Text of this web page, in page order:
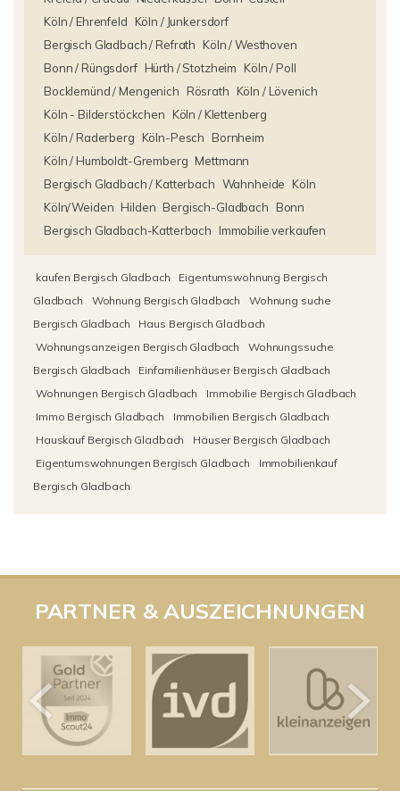
Köln / Ehrenfeld
Köln / Junkersdorf
Bergisch Gladbach / Refrath
Köln / Westhoven
Bonn / Rüngsdorf Hürth / Stotzheim
Köln / Poll
Bocklemünd / Mengenich
Rösrath
Köln / Lövenich
Köln - Bilderstöckchen
Köln / Klettenberg
Köln / Raderberg
Köln-Pesch
Bornheim
Köln / Humboldt-Gremberg Mettmann
Bergisch Gladbach / Katterbach Wahnheide
Köln
Köln/Weiden Hilden Bergisch-Gladbach
Bonn
Bergisch Gladbach-Katterbach
Immobilie verkaufen
kaufen Bergisch Gladbach
Eigentumswohnung Bergisch
Gladbach
Wohnung Bergisch Gladbach
Wohnung suche
Bergisch Gladbach
Haus Bergisch Gladbach
Wohnungsanzeigen Bergisch Gladbach
Wohnungssuche
Bergisch Gladbach
Einfamilienhäuser Bergisch Gladbach
Wohnungen Bergisch Gladbach
Immobilie Bergisch Gladbach
Immo Bergisch Gladbach
Immobilien Bergisch Gladbach
Hauskauf Bergisch Gladbach
Häuser Bergisch Gladbach
Eigentumswohnungen Bergisch Gladbach
Immobilienkauf
Bergisch Gladbach
PARTNER & AUSZEICHNUNGEN